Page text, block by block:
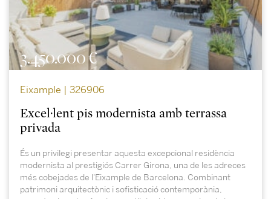
3.450.000 €
Eixample | 326906
Excel·lent pis modernista amb terrassa
privada
És un privilegi presentar aquesta excepcional residència
modernista al prestigiós Carrer Girona, una de les adreces
més cobejades de l'Eixample de Barcelona. Combinant
patrimoni arquitectònic i sofisticació contemporània,